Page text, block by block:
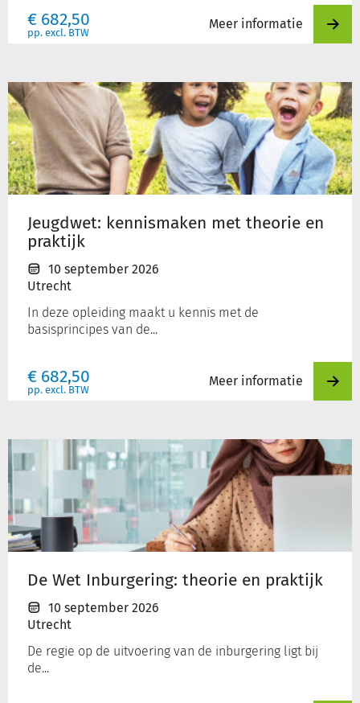
€ 682,50
pp. excl. BTW
Meer informatie
Jeugdwet: kennismaken met theorie en
praktijk
10 september 2026
Utrecht
In deze opleiding maakt u kennis met de
basisprincipes van de...
€ 682,50
pp. excl. BTW
Meer informatie
Jeugdwet:
kennismaken
met
theorie
en
praktijk
De Wet Inburgering: theorie en praktijk
10 september 2026
Utrecht
De regie op de uitvoering van de inburgering ligt bij
de...
Wet
Inburgering:
theorie
en
praktijk